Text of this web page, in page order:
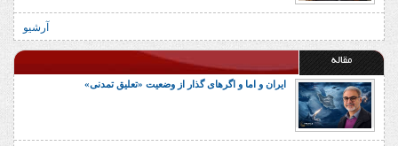
آرشیو
مقاله
ایران و اما و اگرهای گذار از وضعیت «تعلیق تمدنی»